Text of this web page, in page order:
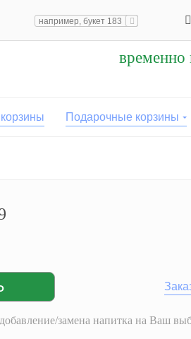
временно
Подарочные корзины
замена напитка на Ваш